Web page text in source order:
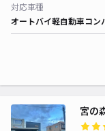
対応車種
オートバイ軽自動車コン
宮の